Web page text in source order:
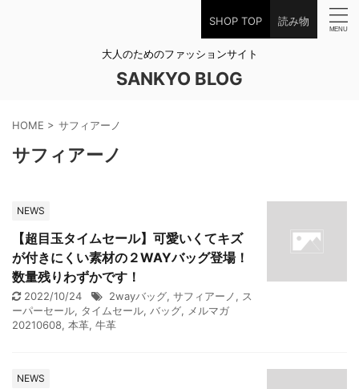
SHOP TOP 読み物
大人のためのファッションサイト
SANKYO BLOG
HOME > サフィアーノ
サフィアーノ
NEWS
【超目玉タイムセール】可愛いくてキズ
が付きにくい素材の２WAYバッグ登場！
数量残りわずかです！
2022/10/24 2wayバッグ, サフィアーノ, ス
ーパーセール, タイムセール, バッグ, メルマガ
20210608, 本革, 牛革
NEWS